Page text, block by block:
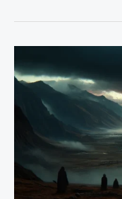
El
óxido
o
rumores